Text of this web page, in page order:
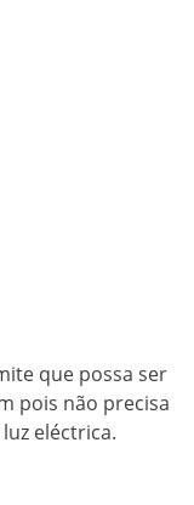
que possa ser
pois não precisa
eléctrica.